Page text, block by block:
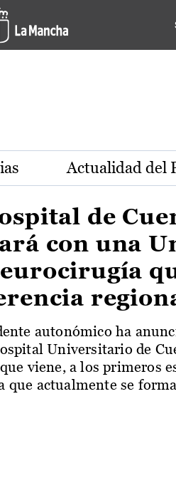
la región de
Actualidad del
de
con una
autonómico ha
Universitario de
viene, a los primeros
que actualmente se